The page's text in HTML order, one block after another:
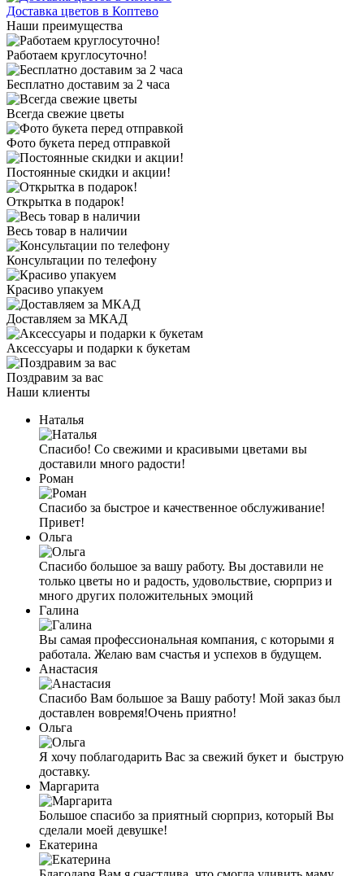
Доставка цветов в Коптево
Наши преимущества
Работаем круглосуточно!
Бесплатно доставим за 2 часа
Всегда свежие цветы
Фото букета перед отправкой
Постоянные скидки и акции!
Открытка в подарок!
Весь товар в наличии
Консультации по телефону
Красиво упакуем
Доставляем за МКАД
Аксессуары и подарки к букетам
Поздравим за вас
Наши клиенты
Наталья
Спасибо! Со свежими и красивыми цветами вы
доставили много радости!
Роман
Спасибо за быстрое и качественное обслуживание!
Привет!
Ольга
Спасибо большое за вашу работу. Вы доставили не
только цветы но и радость, удовольствие, сюрприз и
много других положительных эмоций
Галина
Вы самая профессиональная компания, с которыми я
работала. Желаю вам счастья и успехов в будущем.
Анастасия
Спасибо Вам большое за Вашу работу! Мой заказ был
доставлен вовремя!Очень приятно!
Ольга
Я хочу поблагодарить Вас за свежий букет и быструю
доставку.
Маргарита
Большое спасибо за приятный сюрприз, который Вы
сделали моей девушке!
Екатерина